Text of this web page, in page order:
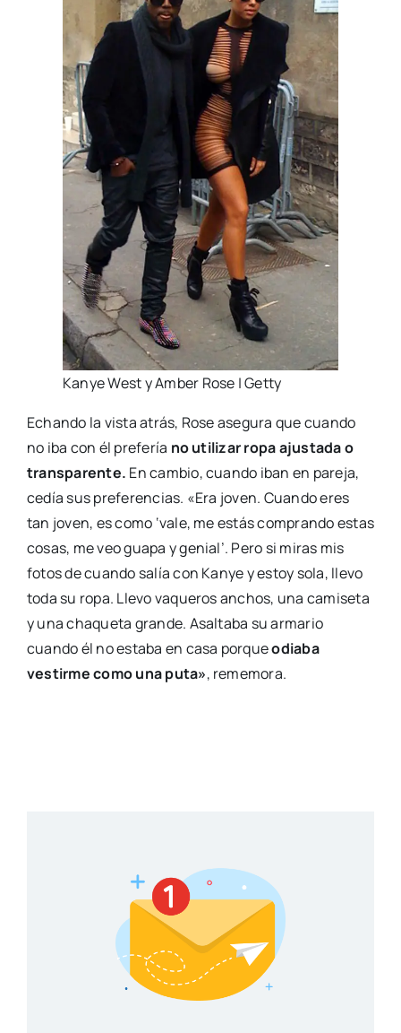
Kanye West y Amber Rose | Getty
Echando la vista atrás, Rose asegura que cuando
no iba con él prefería no utilizar ropa ajustada o
transparente. En cambio, cuando iban en pareja,
cedía sus preferencias. «Era joven. Cuando eres
tan joven, es como ‘vale, me estás comprando estas
cosas, me veo guapa y genial’. Pero si miras mis
fotos de cuando salía con Kanye y estoy sola, llevo
toda su ropa. Llevo vaqueros anchos, una camiseta
y una chaqueta grande. Asaltaba su armario
cuando él no estaba en casa porqueodiaba
vestirme como una puta», rememora.